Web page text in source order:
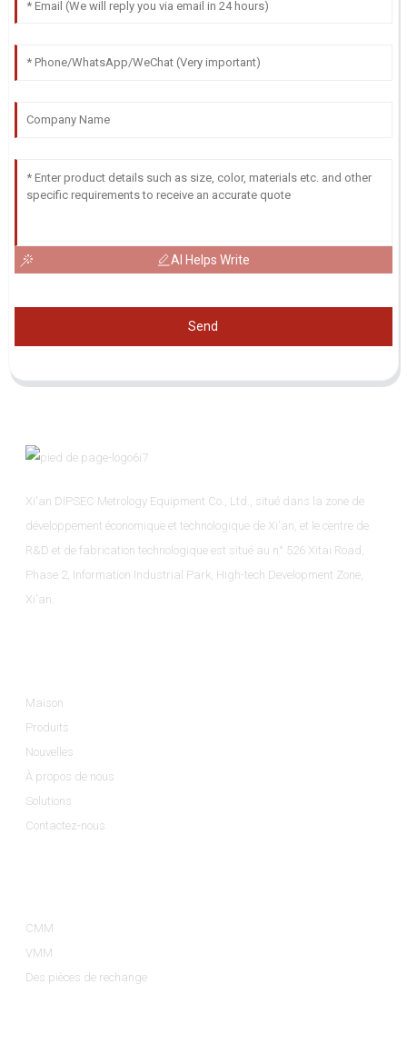
AI Helps Write
Send
Xi'an DIPSEC Metrology Equipment Co., Ltd., situé dans la zone de
développement économique et technologique de Xi'an, et le centre de
R&D et de fabrication technologique est situé au n° 526 Xitai Road,
Phase 2, Information Industrial Park, High-tech Development Zone,
Xi'an.
Maison
Produits
Nouvelles
À propos de nous
Solutions
Contactez-nous
CMM
VMM
Des pièces de rechange